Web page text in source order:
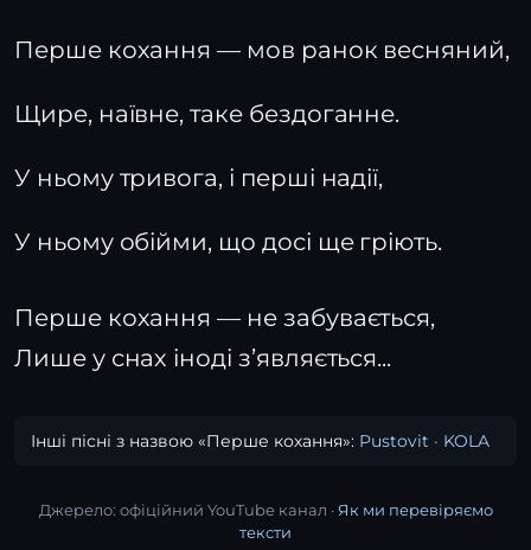
Перше кохання — мов ранок весняний,
Щире, наївне, таке бездоганне.
У ньому тривога, і перші надії,
У ньому обійми, що досі ще гріють.
Перше кохання — не забувається,
Лише у снах іноді з’являється...
Інші пісні з назвою «Перше кохання»: Pustovit · KOLA
Джерело: офіційний YouTube канал · Як ми перевіряємо
тексти